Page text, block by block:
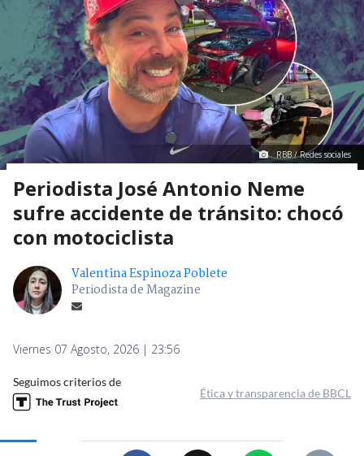
RBB / Redes sociales
Periodista José Antonio Neme
sufre accidente de tránsito: chocó
con motociclista
Valentina Espinoza Poblete
Periodista de Magazine
Viernes 07 Agosto, 2026 | 23:56
Seguimos criterios de
Ética y transparencia de BBCL